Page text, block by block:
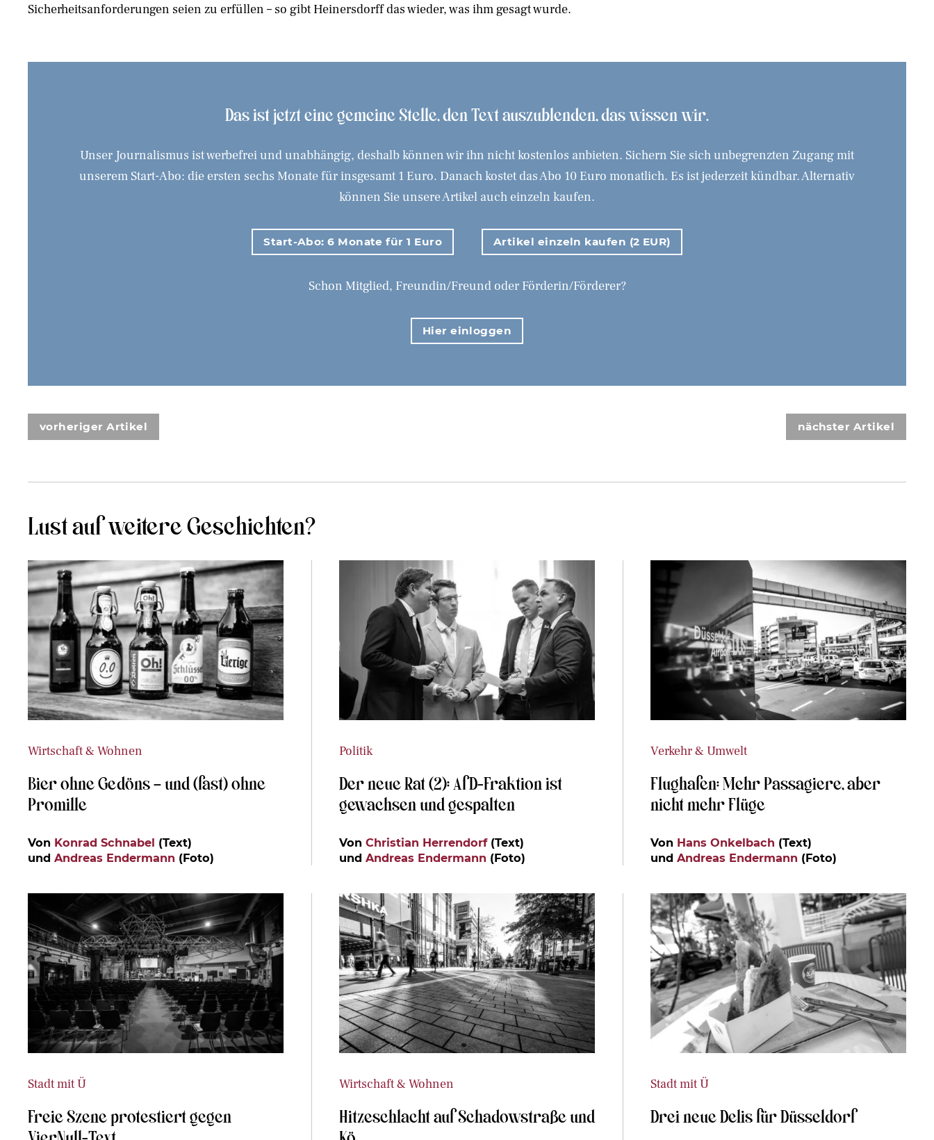
Sicherheitsanforderungen seien zu erfüllen – so gibt Heinersdorff das wieder, was ihm gesagt wurde.
Das ist jetzt eine gemeine Stelle, den Text auszublenden, das wissen wir.
Unser Journalismus ist werbefrei und unabhängig, deshalb können wir ihn nicht kostenlos anbieten. Sichern Sie sich unbegrenzten Zugang mit
unserem Start-Abo: die ersten sechs Monate für insgesamt 1 Euro. Danach kostet das Abo 10 Euro monatlich. Es ist jederzeit kündbar. Alternativ
können Sie unsere Artikel auch einzeln kaufen.
Start-Abo: 6 Monate für 1 Euro Artikel einzeln kaufen (2 EUR)
Schon Mitglied, Freundin/Freund oder Förderin/Förderer?
Hier einloggen
vorheriger Artikel nächster Artikel
Lust auf weitere Geschichten?
Wirtschaft & Wohnen
Bier ohne Gedöns – und (fast) ohne
Promille
Von Konrad Schnabel (Text)
und Andreas Endermann (Foto)
Politik
Der neue Rat (2): AfD-Fraktion ist
gewachsen und gespalten
Von Christian Herrendorf(Text)
und Andreas Endermann (Foto)
Verkehr & Umwelt
Flughafen: Mehr Passagiere, aber
nicht mehr Flüge
Von Hans Onkelbach (Text)
und Andreas Endermann (Foto)
Stadt mit Ü
Freie Szene protestiert gegen
Wirtschaft & Wohnen
Hitzeschlacht auf Schadowstraße und
Stadt mit Ü
Drei neue Delis für Düsseldorf